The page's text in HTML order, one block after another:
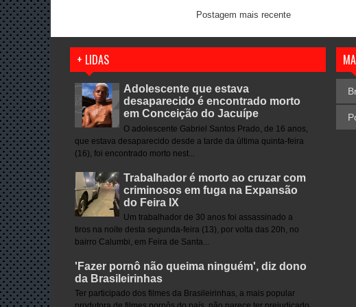
Postagem mais recente
+ LIDAS
Adolescente que estava
desaparecido é encontrado morto
em Conceição do Jacuípe
O adolescente Gabriel Santos Prado, de 16 anos,
que estava desaparecido desde a tarde da última quinta-feira
(16), foi encontrado morto nest...
Trabalhador é morto ao cruzar com
criminosos em fuga na Expansão
do Feira IX
Um trabalhador de 30 anos foi assassinado a
tiros na noite desta segunda-feira (13), por volta das 20h, no
bairro Calumbi, em Feira de Santa...
'Fazer pornô não queima ninguém', diz dono
da Brasileirinhas
Ter participado dos filmes da Brasileirinhas, a mais popular